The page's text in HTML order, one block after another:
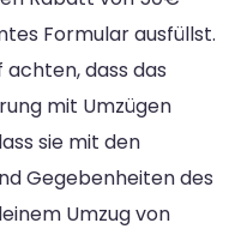
Formular ausfüllst.
dass das
mit Umzügen
sie mit den
Gegebenheiten des
Umzug von